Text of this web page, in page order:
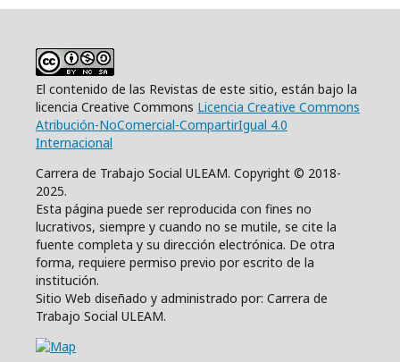
El contenido de las Revistas de este sitio, están bajo la
licencia Creative Commons Licencia Creative Commons
Atribución-NoComercial-CompartirIgual 4.0
Internacional
Carrera de Trabajo Social ULEAM. Copyright © 2018-
2025.
Esta página puede ser reproducida con fines no
lucrativos, siempre y cuando no se mutile, se cite la
fuente completa y su dirección electrónica. De otra
forma, requiere permiso previo por escrito de la
institución.
Sitio Web diseñado y administrado por: Carrera de
Trabajo Social ULEAM.